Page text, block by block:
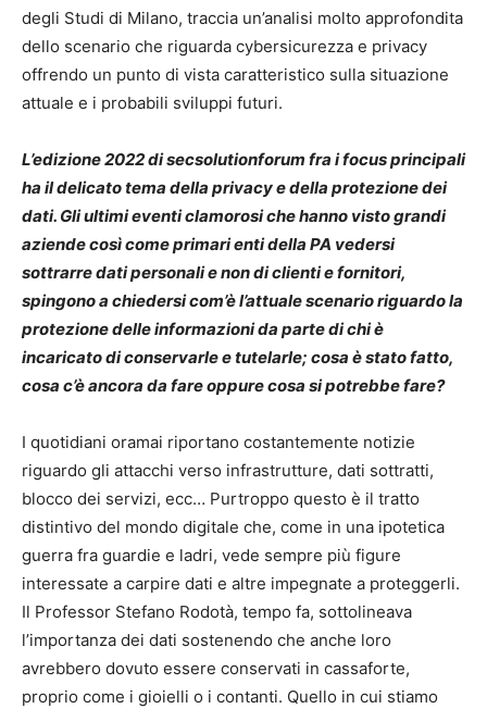
degli Studi di Milano, traccia un’analisi molto approfondita
dello scenario che riguarda cybersicurezza e privacy
offrendo un punto di vista caratteristico sulla situazione
attuale e i probabili sviluppi futuri.
L’edizione 2022 di secsolutionforum fra i focus principali
ha il delicato tema della privacy e della protezione dei
dati. Gli ultimi eventi clamorosi che hanno visto grandi
aziende così come primari enti della PA vedersi
sottrarre dati personali e non di clienti e fornitori,
spingono a chiedersi com’è l’attuale scenario riguardo la
protezione delle informazioni da parte di chi è
incaricato di conservarle e tutelarle; cosa è stato fatto,
cosa c’è ancora da fare oppure cosa si potrebbe fare?
I quotidiani oramai riportano costantemente notizie
riguardo gli attacchi verso infrastrutture, dati sottratti,
blocco dei servizi, ecc… Purtroppo questo è il tratto
distintivo del mondo digitale che, come in una ipotetica
guerra fra guardie e ladri, vede sempre più figure
interessate a carpire dati e altre impegnate a proteggerli.
Il Professor Stefano Rodotà, tempo fa, sottolineava
l’importanza dei dati sostenendo che anche loro
avrebbero dovuto essere conservati in cassaforte,
proprio come i gioielli o i contanti. Quello in cui stiamo